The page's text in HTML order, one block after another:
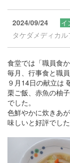
2024/09/24 イ
タケダメディカ
食堂では「職員食
毎月、行事食と職
９月14日の献立は
栗ご飯、赤魚の柚
でした。
色鮮やかに炊きあ
味しいと好評でした